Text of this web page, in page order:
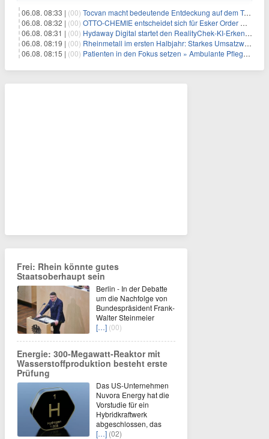
06.08. 08:33 | (00) Tocvan macht bedeutende Entdeckung auf dem Trend Mezquite in Gran Pilar: 215 m mit 0,6 g/t Au ab 36,6 m Bohrtiefe
06.08. 08:32 | (00) OTTO-CHEMIE entscheidet sich für Esker Order Management zur Optimierung des Auftragseingangs
06.08. 08:31 | (00) Hydaway Digital startet den RealityChek-KI-Erkennungs-Bot auf X und ermöglicht damit eine Echtzeit-Verifizierung nach dem Motto „Ist das echt?“ auf einer der größten öffentlichen Kommunikationsplattformen weltweit
06.08. 08:19 | (00) Rheinmetall im ersten Halbjahr: Starkes Umsatzwachstum und Profitabilität auf Rekordniveau
06.08. 08:15 | (00) Patienten in den Fokus setzen » Ambulante Pflegedienste haben mehr Zeit durch die Personalplanung von ISGUS
Frei: Rhein könnte gutes
Staatsoberhaupt sein
Berlin - In der Debatte
um die Nachfolge von
Bundespräsident Frank-
Walter Steinmeier
[…] (00)
Energie: 300-Megawatt-Reaktor mit
Wasserstoffproduktion besteht erste
Prüfung
Das US-Unternehmen
Nuvora Energy hat die
Vorstudie für ein
Hybridkraftwerk
abgeschlossen, das
[…] (02)